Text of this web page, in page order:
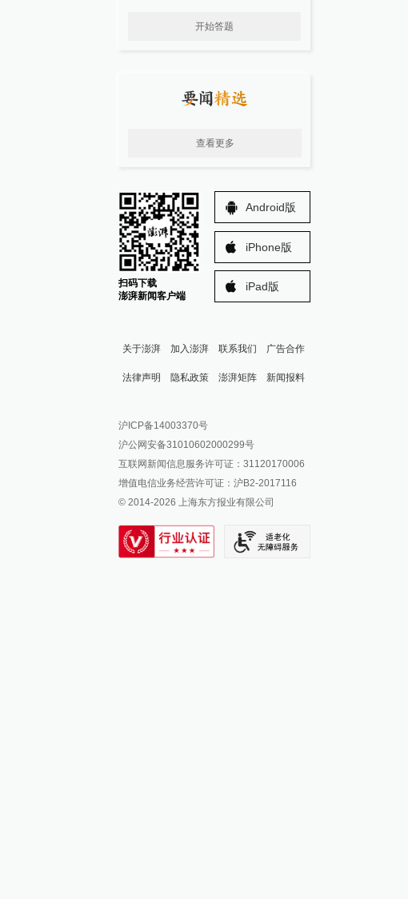
开始答题
查看更多
扫码下载
澎湃新闻客户端
Android版
iPhone版
iPad版
关于澎湃 加入澎湃 联系我们 广告合作
法律声明 隐私政策 澎湃矩阵
澎湃新闻公众号
澎湃新闻抖音号
派生万物开放平台
IP SHANGHAI
SIXTH TONE
新闻报料
报料邮箱: news@thepaper.cn
沪ICP备14003370号
沪公网安备31010602000299号
互联网新闻信息服务许可证：31120170006
增值电信业务经营许可证：沪B2-2017116
© 2014-2026 上海东方报业有限公司